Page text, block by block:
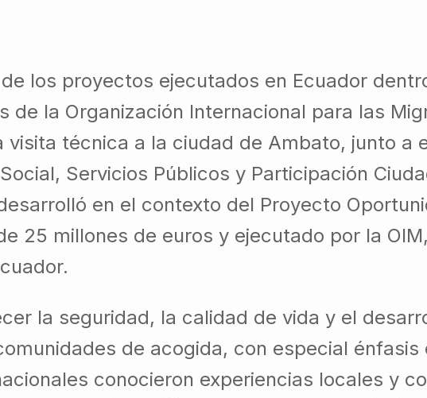
los proyectos ejecutados en Ecuador
la Organización Internacional para las
visita técnica a la ciudad de Ambato, junto a
Servicios Públicos y Participación
en el contexto del Proyecto
25 millones de euros y ejecutado por la
la seguridad, la calidad de vida y el
de acogida, con especial énfasis
conocieron experiencias locales y